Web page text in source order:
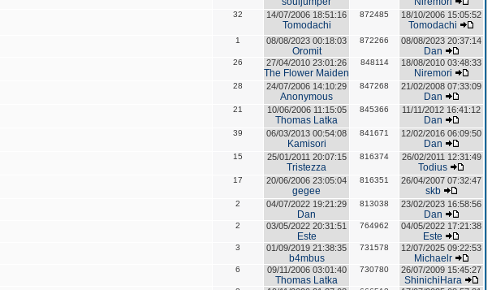
32 14/07/2006 18:51:16
Tomodachi
872485 18/10/2006 15:05:52
Tomodachi
1 08/08/2023 00:18:03
Oromit
872266 08/08/2023 20:37:14
Dan
26 27/04/2010 23:01:26
The Flower Maiden
848114 18/08/2010 03:48:33
Niremori
28 24/07/2006 14:10:29
Anonymous
847268 21/02/2008 07:33:09
Dan
21 10/06/2006 11:15:05
Thomas Latka
845366 11/11/2012 16:41:12
Dan
39 06/03/2013 00:54:08
Kamisori
841671 12/02/2016 06:09:50
Dan
15 25/01/2011 20:07:15
Tristezza
816374 26/02/2011 12:31:49
Todius
17 20/06/2006 23:05:04
gegee
816351 26/04/2007 07:32:47
skb
2 04/07/2022 19:21:29
Dan
813038 23/02/2023 16:58:56
Dan
2 03/05/2022 20:31:51
Este
764962 04/05/2022 17:21:38
Este
3 01/09/2019 21:38:35
b4mbus
731578 12/07/2025 09:22:53
Michaelr
6 09/11/2006 03:01:40
Thomas Latka
730780 26/07/2009 15:45:27
ShinichiHara